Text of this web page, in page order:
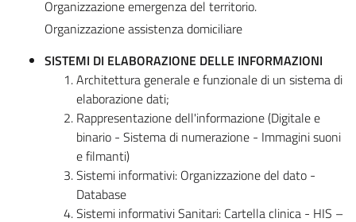
Organizzazione emergenza del territorio.
Organizzazione assistenza domiciliare
SISTEMI DI ELABORAZIONE DELLE INFORMAZIONI
Architettura generale e funzionale di un sistema di
elaborazione dati;
Rappresentazione dell'informazione (Digitale e
binario - Sistema di numerazione - Immagini suoni
e filmanti)
Sistemi informativi: Organizzazione del dato -
Database
Sistemi informativi Sanitari: Cartella clinica - HIS –